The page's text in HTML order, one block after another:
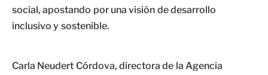
social, apostando por una visión de desarrollo
inclusivo y sostenible.
Carla Neudert Córdova, directora de la Agencia